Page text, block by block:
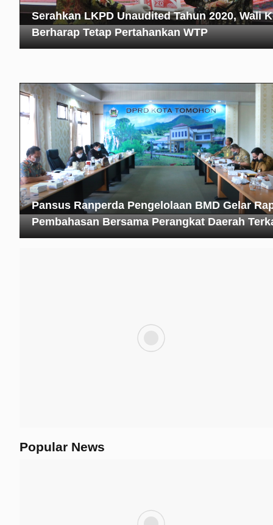
Popular News
Serahkan LKPD Unaudited Tahun 2020, Wali
Berharap Tetap Pertahankan WTP
Pansus Ranperda Pengelolaan BMD Gelar
Pembahasan Bersama Perangkat Daerah